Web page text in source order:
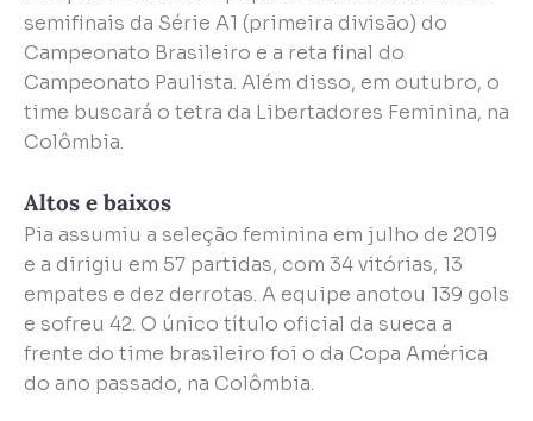
semifinais da Série A1 (primeira divisão) do
Campeonato Brasileiro e a reta final do
Campeonato Paulista. Além disso, em outubro, o
time buscará o tetra da Libertadores Feminina, na
Colômbia.
Altos e baixos
Pia assumiu a seleção feminina em julho de 2019
e a dirigiu em 57 partidas, com 34 vitórias, 13
empates e dez derrotas. A equipe anotou 139 gols
e sofreu 42. O único título oficial da sueca a
frente do time brasileiro foi o da Copa América
do ano passado, na Colômbia.